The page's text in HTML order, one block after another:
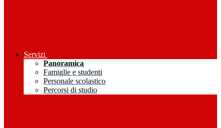
Servizi
Panoramica
Famiglie e studenti
Personale scolastico
Percorsi di studio